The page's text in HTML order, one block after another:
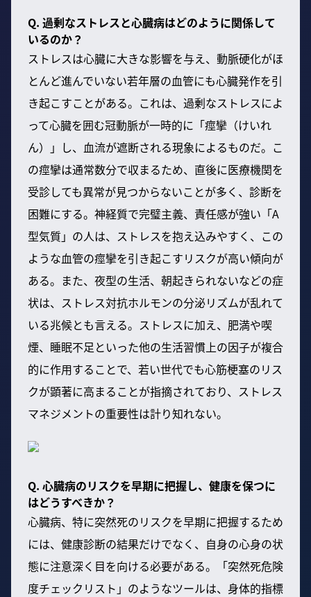
Q. 過剰なストレスと心臓病はどのように関係して
いるのか？
ストレスは心臓に大きな影響を与え、動脈硬化がほ
とんど進んでいない若年層の血管にも心臓発作を引
き起こすことがある。これは、過剰なストレスによ
って心臓を囲む冠動脈が一時的に「痙攣（けいれ
ん）」し、血流が遮断される現象によるものだ。こ
の痙攣は通常数分で収まるため、直後に医療機関を
受診しても異常が見つからないことが多く、診断を
困難にする。神経質で完璧主義、責任感が強い「A
型気質」の人は、ストレスを抱え込みやすく、この
ような血管の痙攣を引き起こすリスクが高い傾向が
ある。また、夜型の生活、朝起きられないなどの症
状は、ストレス対抗ホルモンの分泌リズムが乱れて
いる兆候とも言える。ストレスに加え、肥満や喫
煙、睡眠不足といった他の生活習慣上の因子が複合
的に作用することで、若い世代でも心筋梗塞のリス
クが顕著に高まることが指摘されており、ストレス
マネジメントの重要性は計り知れない。
Q. 心臓病のリスクを早期に把握し、健康を保つに
はどうすべきか？
心臓病、特に突然死のリスクを早期に把握するため
には、健康診断の結果だけでなく、自身の心身の状
態に注意深く目を向ける必要がある。「突然死危険
度チェックリスト」のようなツールは、身体的指標